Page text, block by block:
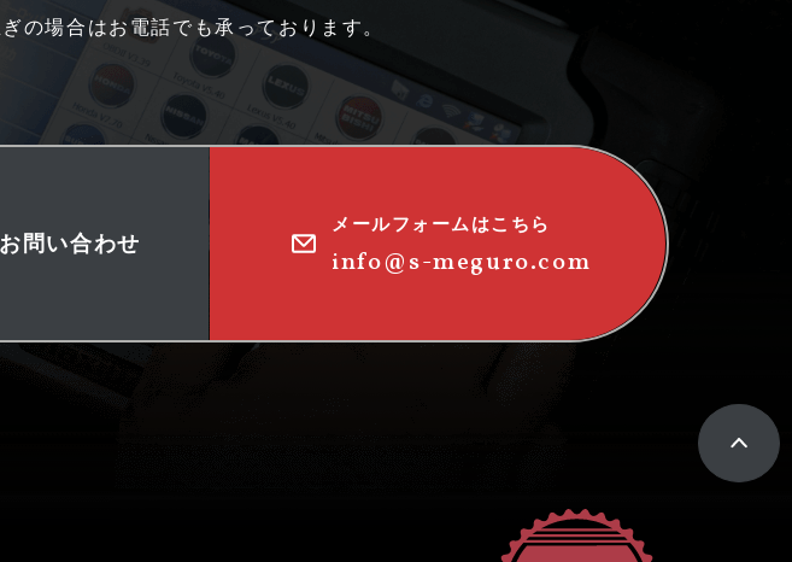
の場合はお電話でも承っております。
問い合わせ
メールフォームはこちら
info@s-meguro.com